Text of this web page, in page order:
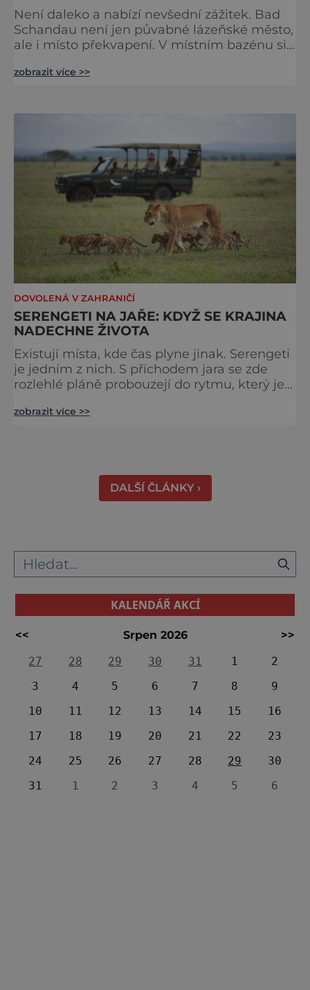
Není daleko a nabízí nevšední zážitek. Bad
Schandau není jen půvabné lázeňské město,
ale i místo překvapení. V místním bazénu si
vodě. Nádherně osvěžující místo leží jen 8
zobrazit více >>
DOVOLENÁ V ZAHRANIČÍ
SERENGETI NA JAŘE: KDYŽ SE KRAJINA
NADECHNE ŽIVOTA
Existují místa, kde čas plyne jinak. Serengeti
je jedním z nich. S příchodem jara se zde
rozlehlé pláně probouzejí do rytmu, který je
tráva svěží a horizont nekonečný. A právě v
shromažďují statisíce zvířat. Více než 1,5
milionu pakoňů, dop
zobrazit více >>
DALŠÍ ČLÁNKY ›
KALENDÁŘ AKCÍ
<< Srpen 2026
>>
27
28 29 30 31 1
2
3
4 5 6 7 8
9
10
11 12 13 14 15
16
17
18 19 20 21 22
23
24
25 26 27 28 29
30
31
1 2 3 4 5 6